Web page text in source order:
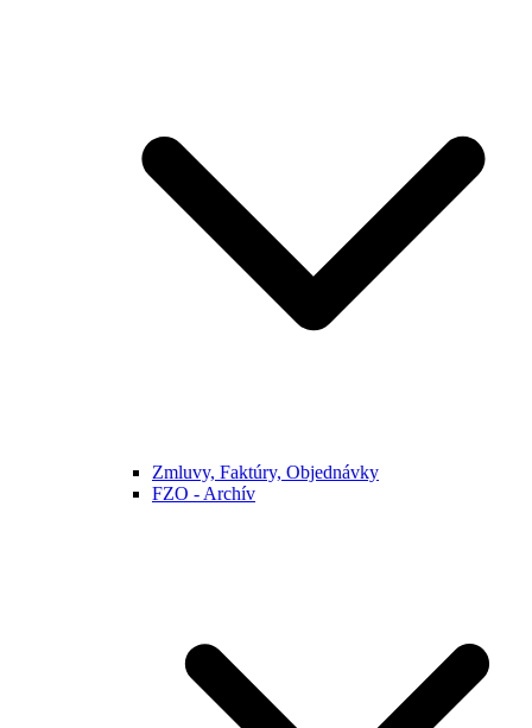
Zmluvy, Faktúry, Objednávky
FZO - Archív